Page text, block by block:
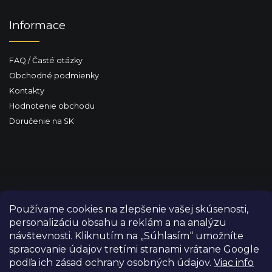
Používame cookies na zlepšenie vašej skúsenosti,
personalizáciu obsahu a reklám a na analýzu
návštevnosti. Kliknutím na „Súhlasím“ umožníte
spracovanie údajov tretími stranami vrátane Google
podľa ich zásad ochrany osobných údajov. Viac info
Informace
FAQ / Časté otázky
Obchodné podmienky
Kontakty
Hodnotenie obchodu
Doručenie na SK